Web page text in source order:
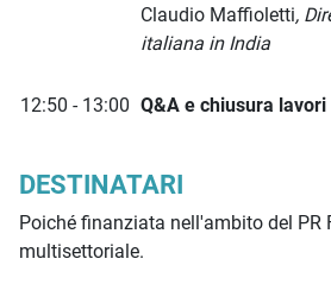
Claudio Maffioletti,
italiana in India
12:50 - 13:00 Q&A e chiusura lavori
DESTINATARI
Poiché finanziata nell'ambito del
multisettoriale.